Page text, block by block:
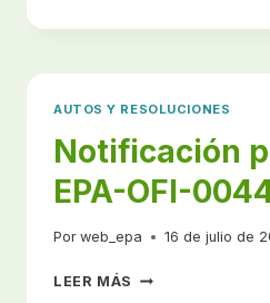
AVISO
OFI-
2026
AUTOS Y RESOLUCIONES
Notificación
EPA-OFI-
Por web_epa 16 de julio de
LEER MÁS NOTIFICACIÓN